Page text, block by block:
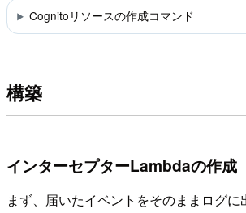
Cognitoリソースの作成コマンド
構築
インターセプターLambdaの作成
まず、届いたイベントをそのままログ